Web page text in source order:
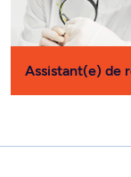
Assistant(e) de